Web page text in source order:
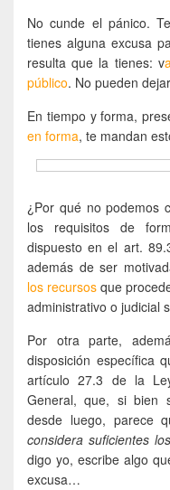
No cunde el pánico.
tienes alguna excusa
resulta que la tienes: v
público. No pueden
En tiempo y forma,
en forma, te mandan
¿Por qué no podemos
los requisitos de
dispuesto en el art.
además de ser
los recursos que
administrativo o judicial
Por otra parte,
disposición específica
artículo 27.3 de la
General, que, si bien
desde luego, parece
considera suficientes
digo yo, escribe algo
excusa…